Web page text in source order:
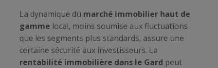
La dynamique du marché immobilier haut de
gamme local, moins soumise aux fluctuations
que les segments plus standards, assure une
certaine sécurité aux investisseurs. La
rentabilité immobilière dans le Gard peut